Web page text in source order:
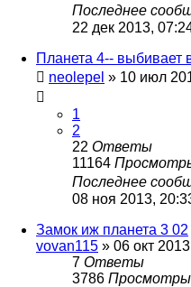
Последнее
22 дек 2013,
Планета 4-- выбивает
neolepel » 10 июл
1
2
22 Ответы
11164
Последнее
08 ноя 2013,
Замок иж планета 3 02
vovan115 » 06 окт
7 Ответы
3786 Просмотры